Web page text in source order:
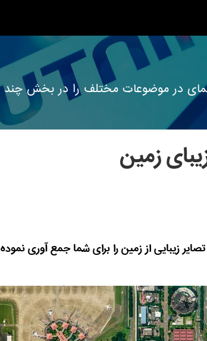
نمای در موضوعات مختلف را در بخش چند
زمین
زیبایی از زمین را برای شما جمع آوری نموده